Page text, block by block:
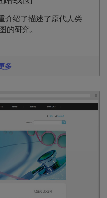
介绍了描述了原代人类
的研究。
多